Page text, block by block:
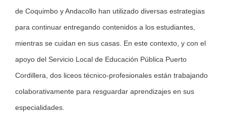
de Coquimbo y Andacollo han utilizado diversas estrategias
para continuar entregando contenidos a los estudiantes,
mientras se cuidan en sus casas. En este contexto, y con el
apoyo del Servicio Local de Educación Pública Puerto
Cordillera, dos liceos técnico-profesionales están trabajando
colaborativamente para resguardar aprendizajes en sus
especialidades.